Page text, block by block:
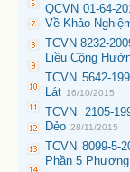
QCVN 01-64-
Về Khảo
TCVN 8232-
Liều Cộng
TCVN 5642-
Lát 16/10/2015
TCVN 2105-
Dẻo 28/11/2015
TCVN 8099-
Phần 5